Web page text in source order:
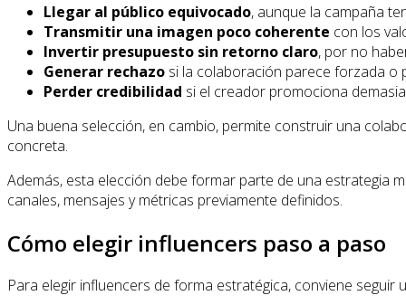
Llegar al público equivocado, aunque la campaña
Transmitir una imagen poco coherente con los
Invertir presupuesto sin retorno claro, por no
Generar rechazo si la colaboración parece forzada o
Perder credibilidad si el creador promociona
Una buena selección, en cambio, permite construir una
concreta.
Además, esta elección debe formar parte de una estrategia
canales, mensajes y métricas previamente definidos.
Cómo elegir influencers paso a paso
Para elegir influencers de forma estratégica, conviene